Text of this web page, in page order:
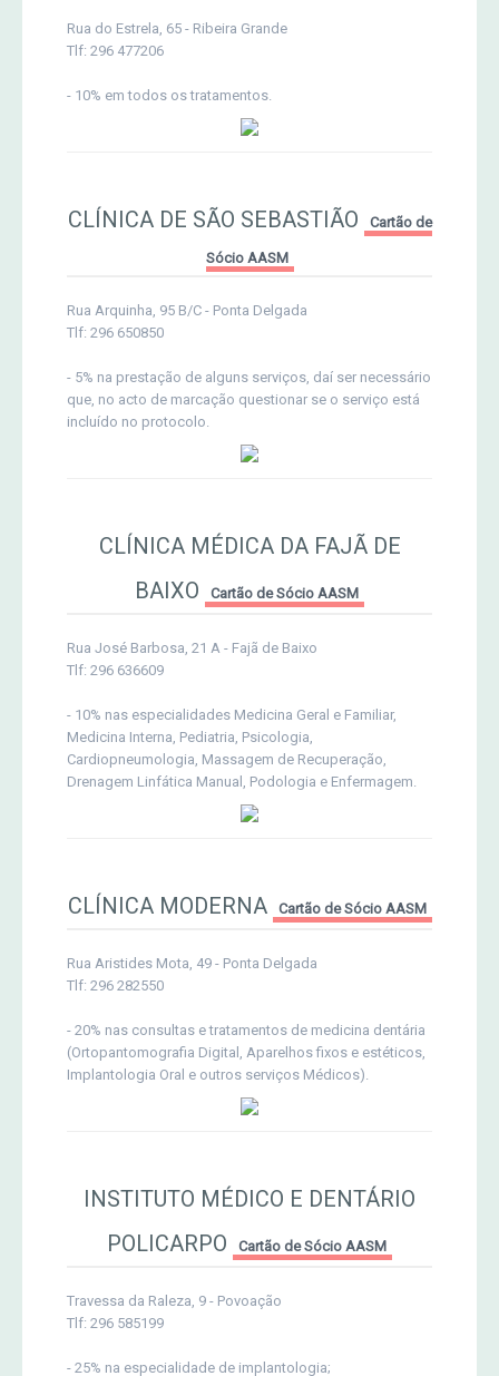
Rua do Estrela, 65 - Ribeira Grande
Tlf: 296 477206
- 10% em todos os tratamentos.
CLÍNICA DE SÃO SEBASTIÃO Cartão de
Sócio AASM
Rua Arquinha, 95 B/C - Ponta Delgada
Tlf: 296 650850
- 5% na prestação de alguns serviços, daí ser necessário
que, no acto de marcação questionar se o serviço está
incluído no protocolo.
CLÍNICA MÉDICA DA FAJÃ DE
BAIXO
Cartão de Sócio AASM
Rua José Barbosa, 21 A - Fajã de Baixo
Tlf: 296 636609
- 10% nas especialidades Medicina Geral e Familiar,
Medicina Interna, Pediatria, Psicologia,
Cardiopneumologia, Massagem de Recuperação,
Drenagem Linfática Manual, Podologia e Enfermagem.
CLÍNICA MODERNA Cartão de Sócio AASM
Rua Aristides Mota, 49 - Ponta Delgada
Tlf: 296 282550
- 20% nas consultas e tratamentos de medicina dentária
(Ortopantomografia Digital, Aparelhos fixos e estéticos,
Implantologia Oral e outros serviços Médicos).
INSTITUTO MÉDICO E DENTÁRIO
POLICARPO
Cartão de Sócio AASM
Travessa da Raleza, 9 - Povoação
Tlf: 296 585199
- 25% na especialidade de implantologia;